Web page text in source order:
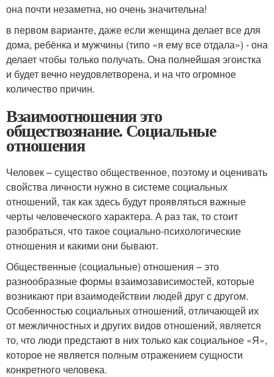
она почти незаметна, но очень значительна!
в первом варианте, даже если женщина делает все для
дома, ребёнка и мужчины (типо «я ему все отдала») - она
делает чтобы только получать. Она полнейшая эгоистка
и будет вечно неудовлетворена, и на что огромное
количество причин.
Взаимоотношения это
обществознание. Социальные
отношения
Человек – существо общественное, поэтому и оценивать
свойства личности нужно в системе социальных
отношений, так как здесь будут проявляться важные
черты человеческого характера. А раз так, то стоит
разобраться, что такое социально-психологические
отношения и какими они бывают.
Общественные (социальные) отношения – это
разнообразные формы взаимозависимостей, которые
возникают при взаимодействии людей друг с другом.
Особенностью социальных отношений, отличающей их
от межличностных и других видов отношений, является
то, что люди предстают в них только как социальное «Я»,
которое не является полным отражением сущности
конкретного человека.